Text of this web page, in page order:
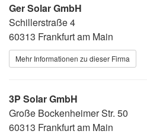
Ger Solar GmbH
Schillerstraße 4
60313 Frankfurt am Main
Mehr Informationen zu dieser Firma
3P Solar GmbH
Große Bockenheimer Str. 50
60313 Frankfurt am Main